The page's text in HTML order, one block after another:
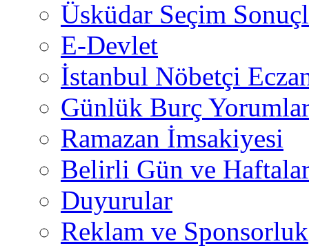
Üsküdar Seçim
E-Devlet
İstanbul Nöbetçi
Günlük Burç
Ramazan İmsakiyesi
Belirli Gün ve
Duyurular
Reklam ve Sponsorluk